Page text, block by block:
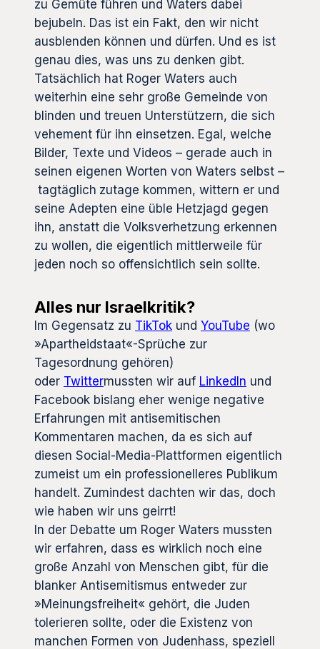
zu Gemüte führen und Waters dabei
bejubeln. Das ist ein Fakt, den wir nicht
ausblenden können und dürfen. Und es ist
genau dies, was uns zu denken gibt.
Tatsächlich hat Roger Waters auch
weiterhin eine sehr große Gemeinde von
blinden und treuen Unterstützern, die sich
vehement für ihn einsetzen. Egal, welche
Bilder, Texte und Videos – gerade auch in
seinen eigenen Worten von Waters selbst –
tagtäglich zutage kommen, wittern er und
seine Adepten eine üble Hetzjagd gegen
ihn, anstatt die Volksverhetzung erkennen
zu wollen, die eigentlich mittlerweile für
jeden noch so offensichtlich sein sollte.
Alles nur Israelkritik?
Im Gegensatz zu TikTok und YouTube (wo
»Apartheidstaat«-Sprüche zur
Tagesordnung gehören)
oder Twittermussten wir auf LinkedIn und
Facebook bislang eher wenige negative
Erfahrungen mit antisemitischen
Kommentaren machen, da es sich auf
diesen Social-Media-Plattformen eigentlich
zumeist um ein professionelleres Publikum
handelt. Zumindest dachten wir das, doch
wie haben wir uns geirrt!
In der Debatte um Roger Waters mussten
wir erfahren, dass es wirklich noch eine
große Anzahl von Menschen gibt, für die
blanker Antisemitismus entweder zur
»Meinungsfreiheit« gehört, die Juden
tolerieren sollte, oder die Existenz von
manchen Formen von Judenhass, speziell